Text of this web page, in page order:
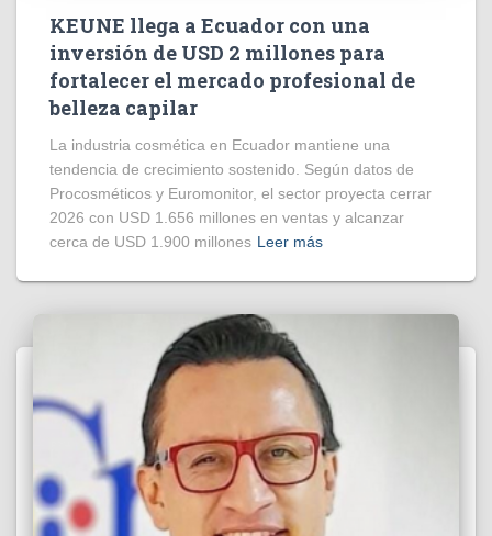
KEUNE llega a Ecuador con una
inversión de USD 2 millones para
fortalecer el mercado profesional de
belleza capilar
La industria cosmética en Ecuador mantiene una
tendencia de crecimiento sostenido. Según datos de
Procosméticos y Euromonitor, el sector proyecta cerrar
2026 con USD 1.656 millones en ventas y alcanzar
cerca de USD 1.900 millones Leer más